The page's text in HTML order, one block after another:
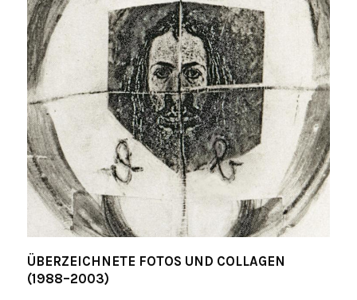
ÜBERZEICHNETE FOTOS UND COLLAGEN
(1988–2003)